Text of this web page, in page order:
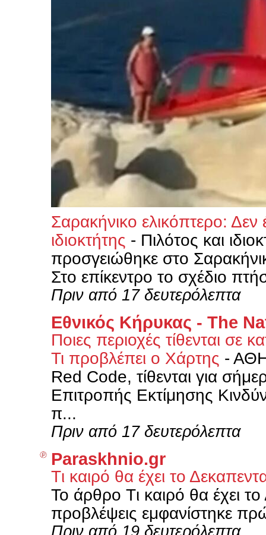
Σαρακήνικο ελικόπτερο: Δεν
ιδιοκτήτης - Πιλότος και
προσγειώθηκε στο
Στο επίκεντρο το σχέδιο
Πριν από 17 δευτερόλεπτα
Εθνικός Κήρυκας - The
Ποιες περιοχές τίθενται σε
Τι προβλέπει ο Χάρτης -
Red Code, τίθενται για
Επιτροπής Εκτίμησης
π...
Πριν από 17 δευτερόλεπτα
Paraskhnio.gr
Tι καιρό θα έχει το
Το άρθρο Tι καιρό θα έχει
προβλέψεις εμφανίστηκε